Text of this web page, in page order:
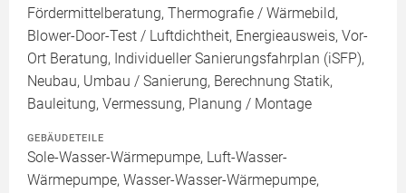
Fördermittelberatung, Thermografie / Wärmebild,
Blower-Door-Test / Luftdichtheit, Energieausweis, Vor-
Ort Beratung, Individueller Sanierungsfahrplan (iSFP),
Neubau, Umbau / Sanierung, Berechnung Statik,
Bauleitung, Vermessung, Planung / Montage
GEBÄUDETEILE
Sole-Wasser-Wärmepumpe, Luft-Wasser-
Wärmepumpe, Wasser-Wasser-Wärmepumpe,